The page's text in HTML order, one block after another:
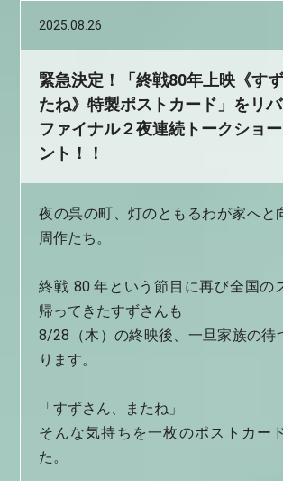
2025.08.26
緊急決定！「終戦80年上映《す
たね》特製ポストカード」をリ
ファイナル２夜連続トークショ
ント！！
夜の呉の町、灯のともるわが家へと
周作たち。
終戦 80 年という節目に再び全国の
帰ってきたすずさんも
8/28（木）の終映後、一旦家族の待
ります。
「すずさん、またね」
そんな気持ちを一枚のポストカー
た。